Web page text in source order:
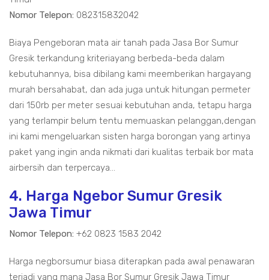
Nomor Telepon: 082315832042
Biaya Pengeboran mata air tanah pada Jasa Bor Sumur
Gresik terkandung kriteriayang berbeda-beda dalam
kebutuhannya, bisa dibilang kami meemberikan hargayang
murah bersahabat, dan ada juga untuk hitungan permeter
dari 150rb per meter sesuai kebutuhan anda, tetapu harga
yang terlampir belum tentu memuaskan pelanggan,dengan
ini kami mengeluarkan sisten harga borongan yang artinya
paket yang ingin anda nikmati dari kualitas terbaik bor mata
airbersih dan terpercaya...
4. Harga Ngebor Sumur Gresik
Jawa Timur
Nomor Telepon: +62 0823 1583 2042
Harga negborsumur biasa diterapkan pada awal penawaran
terjadi yang mana Jasa Bor Sumur Gresik Jawa Timur